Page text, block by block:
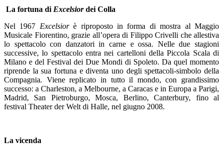
La fortuna di Excelsiordei Colla
Nel 1967 Excelsiorè riproposto in forma di mostra al Maggio
Musicale Fiorentino, grazie all’opera di Filippo Crivelli che allestiva
lo spettacolo con danzatori in carne e ossa. Nelle due stagioni
successive, lo spettacolo entra nei cartelloni della Piccola Scala di
Milano e del Festival dei Due Mondi di Spoleto. Da quel momento
riprende la sua fortuna e diventa uno degli spettacoli-simbolo della
Compagnia. Viene replicato in tutto il mondo, con grandissimo
successo: a Charleston, a Melbourne, a Caracas e in Europa a Parigi,
Madrid, San Pietroburgo, Mosca, Berlino, Canterbury, fino al
festival Theater der Welt di Halle, nel giugno 2008.
La vicenda